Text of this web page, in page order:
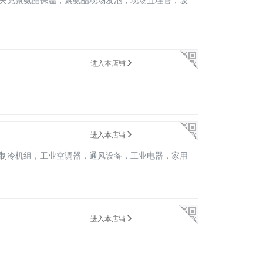
进入本店铺
进入本店铺
冷机组，工业空调器，通风设备，工业电器，家用
进入本店铺